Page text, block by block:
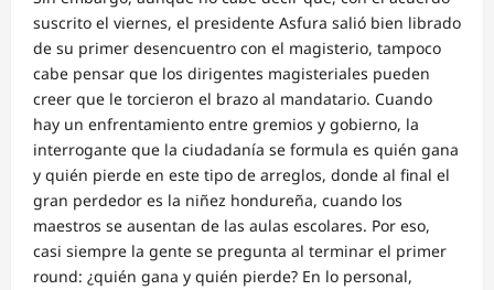
suscrito el viernes, el presidente Asfura salió bien librado
de su primer desencuentro con el magisterio, tampoco
cabe pensar que los dirigentes magisteriales pueden
creer que le torcieron el brazo al mandatario. Cuando
hay un enfrentamiento entre gremios y gobierno, la
interrogante que la ciudadanía se formula es quién gana
y quién pierde en este tipo de arreglos, donde al final el
gran perdedor es la niñez hondureña, cuando los
maestros se ausentan de las aulas escolares. Por eso,
casi siempre la gente se pregunta al terminar el primer
round: ¿quién gana y quién pierde? En lo personal,